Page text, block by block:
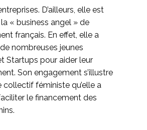
D’ailleurs, elle est
« business angel » de
français. En effet, elle a
nombreuses jeunes
Startups pour aider leur
Son engagement s’illustre
collectif féministe qu’elle a
le financement des